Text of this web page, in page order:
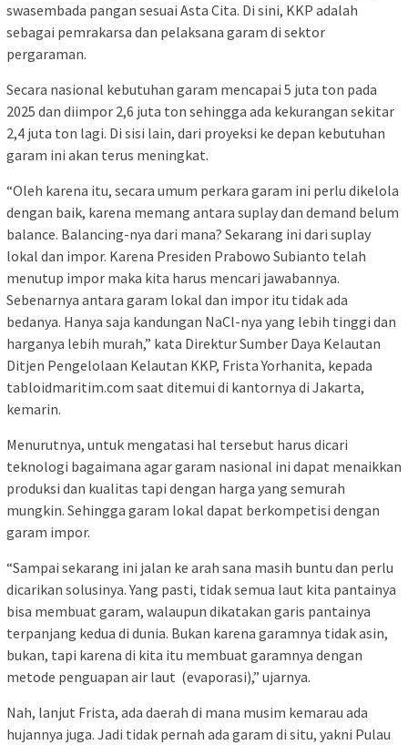
swasembada pangan sesuai Asta Cita. Di sini, KKP adalah
sebagai pemrakarsa dan pelaksana garam di sektor
pergaraman.
Secara nasional kebutuhan garam mencapai 5 juta ton pada
2025 dan diimpor 2,6 juta ton sehingga ada kekurangan sekitar
2,4 juta ton lagi. Di sisi lain, dari proyeksi ke depan kebutuhan
garam ini akan terus meningkat.
“Oleh karena itu, secara umum perkara garam ini perlu dikelola
dengan baik, karena memang antara suplay dan demand belum
balance. Balancing-nya dari mana? Sekarang ini dari suplay
lokal dan impor. Karena Presiden Prabowo Subianto telah
menutup impor maka kita harus mencari jawabannya.
Sebenarnya antara garam lokal dan impor itu tidak ada
bedanya. Hanya saja kandungan NaCl-nya yang lebih tinggi dan
harganya lebih murah,” kata Direktur Sumber Daya Kelautan
Ditjen Pengelolaan Kelautan KKP, Frista Yorhanita, kepada
tabloidmaritim.com saat ditemui di kantornya di Jakarta,
kemarin.
Menurutnya, untuk mengatasi hal tersebut harus dicari
teknologi bagaimana agar garam nasional ini dapat menaikkan
produksi dan kualitas tapi dengan harga yang semurah
mungkin. Sehingga garam lokal dapat berkompetisi dengan
garam impor.
“Sampai sekarang ini jalan ke arah sana masih buntu dan perlu
dicarikan solusinya. Yang pasti, tidak semua laut kita pantainya
bisa membuat garam, walaupun dikatakan garis pantainya
terpanjang kedua di dunia. Bukan karena garamnya tidak asin,
bukan, tapi karena di kita itu membuat garamnya dengan
metode penguapan air laut (evaporasi),” ujarnya.
Nah, lanjut Frista, ada daerah di mana musim kemarau ada
hujannya juga. Jadi tidak pernah ada garam di situ, yakni Pulau